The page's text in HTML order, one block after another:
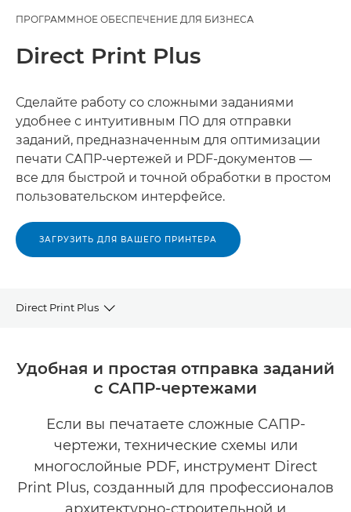
ПРОГРАММНОЕ ОБЕСПЕЧЕНИЕ ДЛЯ БИЗНЕСА
Direct Print Plus
Сделайте работу со сложными заданиями
удобнее с интуитивным ПО для отправки
заданий, предназначенным для оптимизации
печати САПР-чертежей и PDF-документов —
все для быстрой и точной обработки в простом
пользовательском интерфейсе.
ЗАГРУЗИТЬ ДЛЯ ВАШЕГО ПРИНТЕРА
Direct Print Plus
ПРЕИМУЩЕСТВА
ЗАГРУЗИТЬ БРОШЮРУ
ЗАГРУЗИТЬ ПО
Удобная и простая отправка заданий
с САПР-чертежами
Если вы печатаете сложные САПР-
чертежи, технические схемы или
многослойные PDF, инструмент Direct
Print Plus, созданный для профессионалов